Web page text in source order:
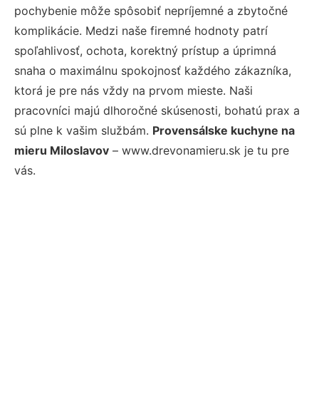
pochybenie môže spôsobiť nepríjemné a zbytočné
komplikácie. Medzi naše firemné hodnoty patrí
spoľahlivosť, ochota, korektný prístup a úprimná
snaha o maximálnu spokojnosť každého zákazníka,
ktorá je pre nás vždy na prvom mieste. Naši
pracovníci majú dlhoročné skúsenosti, bohatú prax a
sú plne k vašim službám. Provensálske kuchyne na
mieru Miloslavov – www.drevonamieru.sk je tu pre
vás.